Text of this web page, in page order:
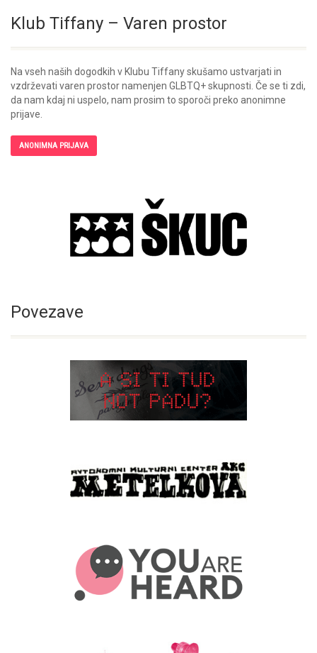
Klub Tiffany – Varen prostor
Na vseh naših dogodkih v Klubu Tiffany skušamo ustvarjati in
vzdrževati varen prostor namenjen GLBTQ+ skupnosti. Če se ti zdi,
da nam kdaj ni uspelo, nam prosim to sporoči preko anonimne
prijave.
ANONIMNA PRIJAVA
Povezave